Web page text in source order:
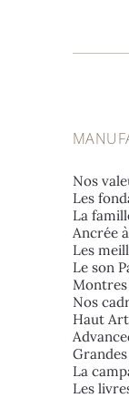
Nos
Les
La
Ancrée
Les
Le son
Nos
Haut
La
Les